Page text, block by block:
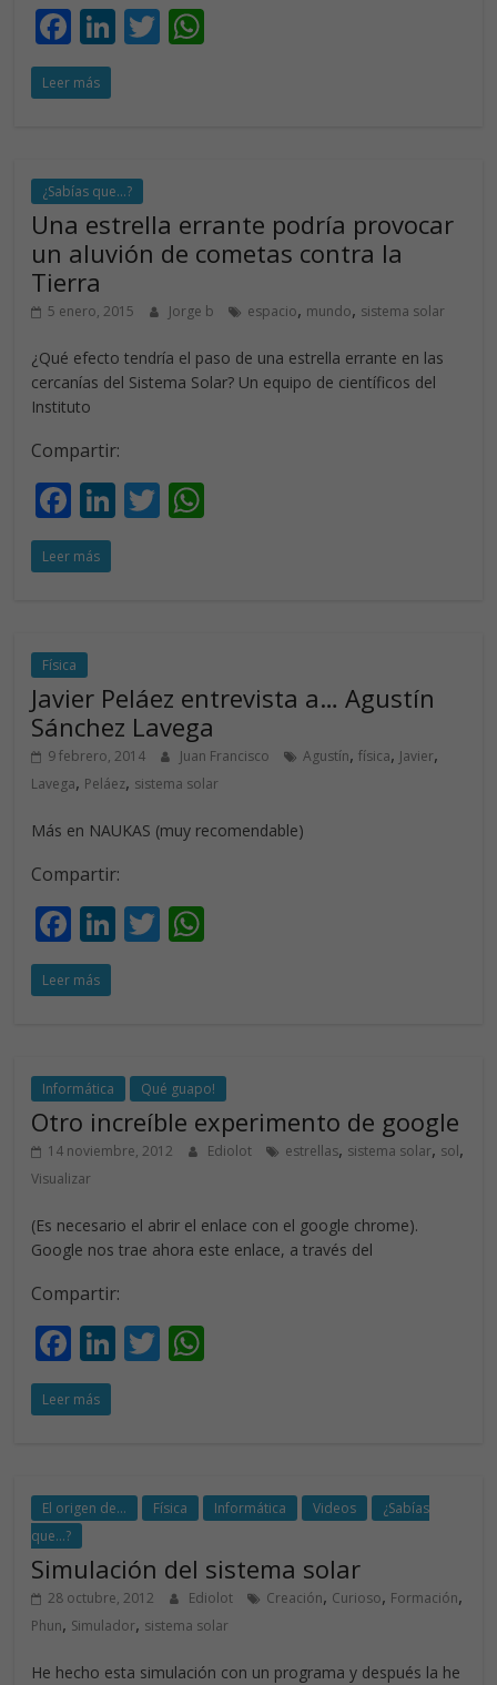
F
ac
e
o
o
k
Li
dI
n
T
p
Leer más
¿Sabías que...?
Una estrella errante podría provocar
un aluvión de cometas contra la
Tierra
5 enero, 2015 Jorge b espacio, mundo, sistema solar
¿Qué efecto tendría el paso de una estrella errante en las
cercanías del Sistema Solar? Un equipo de científicos del
Instituto
Compartir:
F
ac
e
o
o
k
Li
n
T
p
Leer más
Física
Javier Peláez entrevista a… Agustín
Sánchez Lavega
9 febrero, 2014 Juan Francisco Agustín,física, Javier,
Lavega, Peláez, sistema solar
Más en NAUKAS (muy recomendable)
Compartir:
F
ac
e
o
o
k
Li
dI
n
T
A
p
p
Leer más
Informática Qué guapo!
Otro increíble experimento de google
14 noviembre, 2012 Ediolot estrellas, sistema solar, sol,
Visualizar
(Es necesario el abrir el enlace con el google chrome).
Google nos trae ahora este enlace, a través del
Compartir:
F
ac
e
o
o
k
Li
dI
n
T
A
p
p
Leer más
El origen de... Física Informática Videos
¿Sabías
que...?
Simulación del sistema solar
28 octubre, 2012 Ediolot Creación, Curioso, Formación,
Phun, Simulador, sistema solar
He hecho esta simulación con un programa y después la he